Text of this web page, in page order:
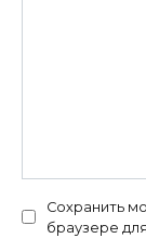
Сохранить
браузере